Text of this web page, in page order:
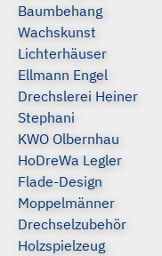
Baumbehang
Wachskunst
Lichterhäuser
Ellmann Engel
Drechslerei Heiner
Stephani
KWO Olbernhau
HoDreWa Legler
Flade-Design
Moppelmänner
Drechselzubehör
Holzspielzeug